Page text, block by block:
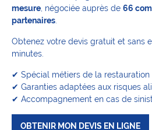
mesure , négociée auprès de 66
partenaires
Obtenez votre devis gratuit et sans
minutes.
✔ Spécial métiers de la restauration
✔ Garanties adaptées aux risques
✔ Accompagnement en cas de
OBTENIR MON DEVIS EN LIGNE